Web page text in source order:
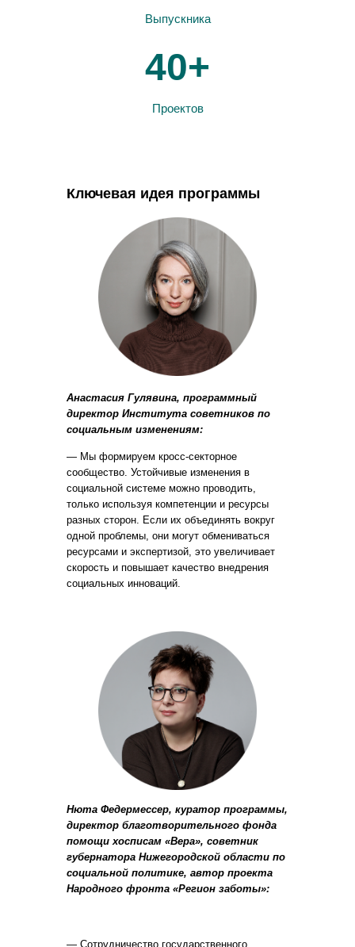
Выпускника
Проектов
40+
Анастасия Гулявина, программный
директор Института советников по
социальным изменениям:
Ключевая идея программы
— Мы формируем кросс-секторное
сообщество. Устойчивые изменения в
социальной системе можно проводить,
только используя компетенции и ресурсы
разных сторон. Если их объединять вокруг
одной проблемы, они могут обмениваться
ресурсами и экспертизой, это увеличивает
скорость и повышает качество внедрения
социальных инноваций.
Нюта Федермессер, куратор программы,
директор благотворительного фонда
помощи хосписам «Вера», советник
губернатора Нижегородской области по
социальной политике, автор проекта
Народного фронта «Регион заботы»:
— Сотрудничество государственного